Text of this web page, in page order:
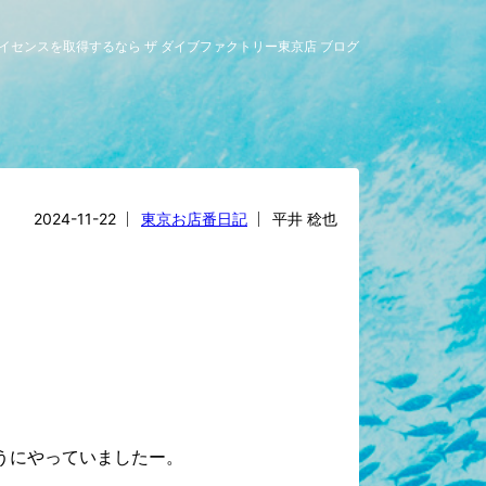
ンスを取得するなら ザ ダイブファクトリー東京店 ブログ
2024-11-22 東京お店番日記 平井 稔也
やっていましたー。